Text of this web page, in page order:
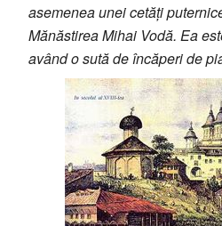
asemenea unei cetăți
Mănăstirea Mihai Vodă. Ea
având o sută de încăperi de